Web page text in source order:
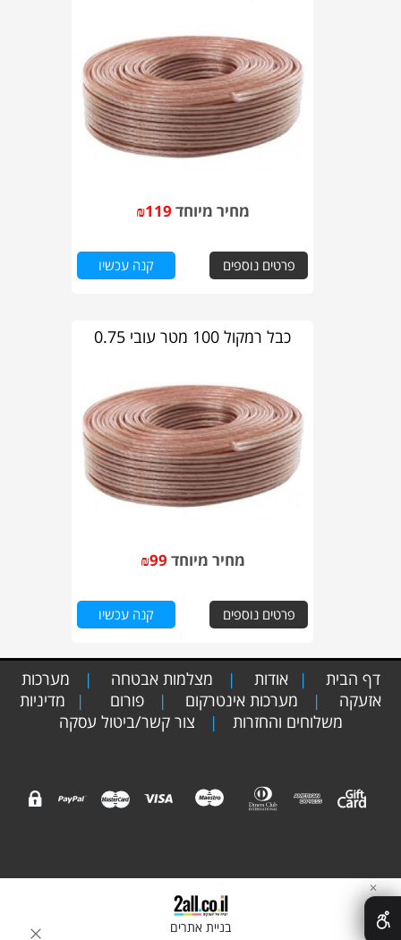
מחיר מיוחד ₪119
פרטים נוספים קנה עכשיו
כבל רמקול 100 מטר עובי 0.75
מחיר מיוחד ₪99
פרטים נוספים קנה עכשיו
דף הבית | אודות | מצלמות אבטחה |
מערכות
אזעקה
| מערכות אינטרקום | פורום |
מדיניות
משלוחים והחזרות
| צור קשר/ביטול עסקה
בניית אתרים
✕